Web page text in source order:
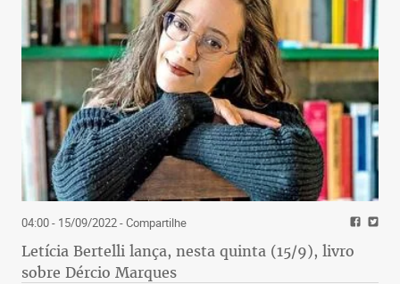
04:00 - 15/09/2022- Compartilhe
Letícia Bertelli lança, nesta quinta (15/9), livro
sobre Dércio Marques